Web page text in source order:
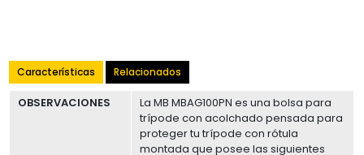
Características Relacionados
OBSERVACIONES
La MB MBAG100PN es una bolsa para
trípode con acolchado pensada para
proteger tu trípode con rótula
montada que posee las siguientes